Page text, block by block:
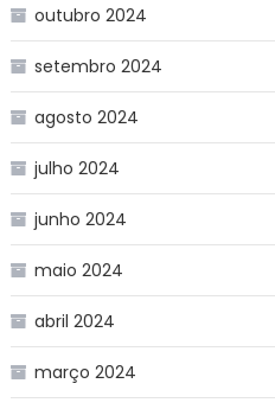
outubro 2024
setembro 2024
agosto 2024
julho 2024
junho 2024
maio 2024
abril 2024
março 2024